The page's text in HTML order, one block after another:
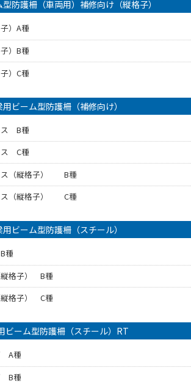
防護柵（車両用）補修向け（縦格子）
）A種
）B種
）C種
用ビーム型防護柵（補修向け）
ス B種
ス C種
ス（縦格子） B種
ス（縦格子） C種
用ビーム型防護柵（スチール）
種
縦格子） B種
縦格子） C種
ビーム型防護柵（スチール）RT
A種
B種